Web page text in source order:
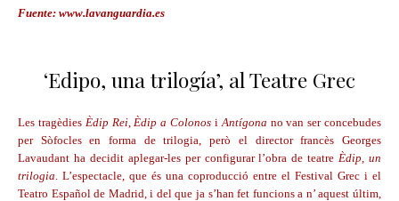
Fuente: www.lavanguardia.es
‘Edipo, una trilogía’, al Teatre Grec
Les tragèdies Èdip Rei,Èdip a Colonos iAntígona no van ser concebudes
per Sòfocles en forma de trilogia, però el director francès Georges
Lavaudant ha decidit aplegar-les per configurar l’obra de teatreÈdip, un
trilogia. L’espectacle, que és una coproducció entre el Festival Grec i el
Teatro Español de Madrid, i del que ja s’han fet funcions a n’ aquest últim,